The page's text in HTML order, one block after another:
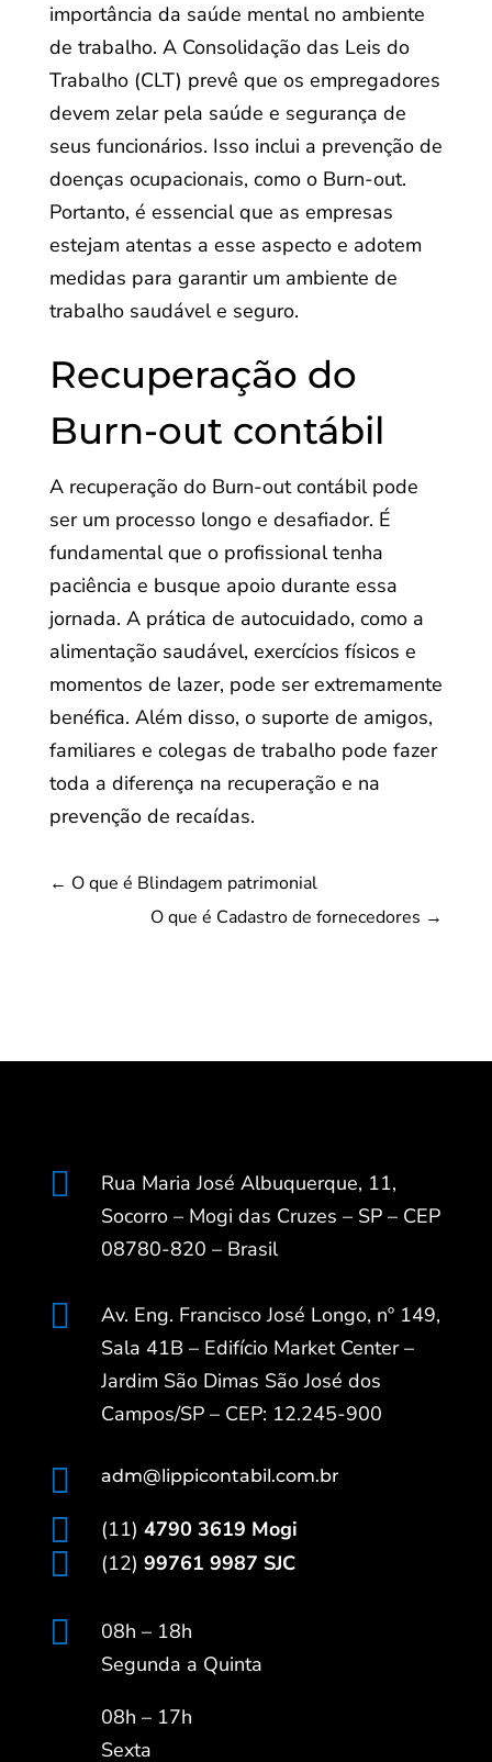
importância da saúde mental no ambiente
de trabalho. A Consolidação das Leis do
Trabalho (CLT) prevê que os empregadores
devem zelar pela saúde e segurança de
seus funcionários. Isso inclui a prevenção de
doenças ocupacionais, como o Burn-out.
Portanto, é essencial que as empresas
estejam atentas a esse aspecto e adotem
medidas para garantir um ambiente de
trabalho saudável e seguro.
Recuperação do
Burn-out contábil
A recuperação do Burn-out contábil pode
ser um processo longo e desafiador. É
fundamental que o profissional tenha
paciência e busque apoio durante essa
jornada. A prática de autocuidado, como a
alimentação saudável, exercícios físicos e
momentos de lazer, pode ser extremamente
benéfica. Além disso, o suporte de amigos,
familiares e colegas de trabalho pode fazer
toda a diferença na recuperação e na
prevenção de recaídas.
← O que é Blindagem patrimonial
O que é Cadastro de fornecedores →

Rua Maria José Albuquerque, 11,
Socorro – Mogi das Cruzes – SP – CEP
08780-820 – Brasil

Av. Eng. Francisco José Longo, nº 149,
Sala 41B – Edifício Market Center –
Jardim São Dimas São José dos
Campos/SP – CEP: 12.245-900
 adm@lippicontabil.com.br
 (11) 4790 3619 Mogi
 (12) 99761 9987 SJC

08h – 18h
Segunda a Quinta
08h – 17h
Sexta